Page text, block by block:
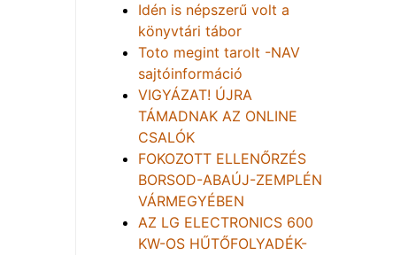
Idén is népszerű volt a
könyvtári tábor
Toto megint tarolt -NAV
sajtóinformáció
VIGYÁZAT! ÚJRA
TÁMADNAK AZ ONLINE
CSALÓK
FOKOZOTT ELLENŐRZÉS
BORSOD-ABAÚJ-ZEMPLÉN
VÁRMEGYÉBEN
AZ LG ELECTRONICS 600
KW-OS HŰTŐFOLYADÉK-